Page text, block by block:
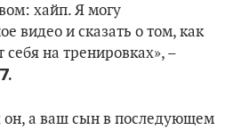
хайп. Я могу
видео и сказать о том, как
на тренировках», –
он, а ваш сын в последующем